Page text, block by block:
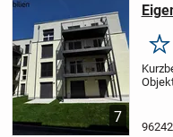
7
nur